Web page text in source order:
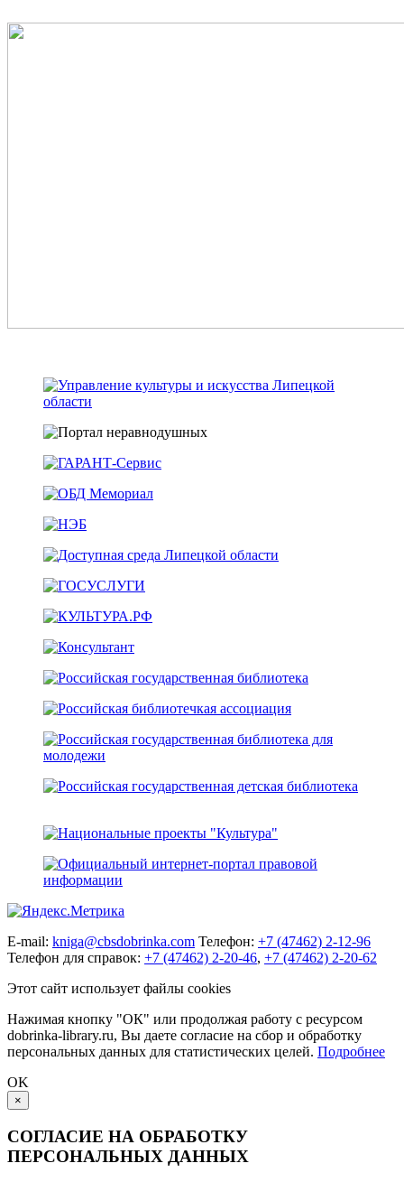
E-mail: kniga@cbsdobrinka.com Телефон: +7 (47462) 2-12-96
Телефон для справок: +7 (47462) 2-20-46, +7 (47462) 2-20-62
Этот сайт использует файлы cookies
Нажимая кнопку "ОК" или продолжая работу с ресурсом
dobrinka-library.ru, Вы даете согласие на сбор и обработку
персональных данных для статистических целей. Подробнее
OK
×
СОГЛАСИЕ НА ОБРАБОТКУ
ПЕРСОНАЛЬНЫХ ДАННЫХ